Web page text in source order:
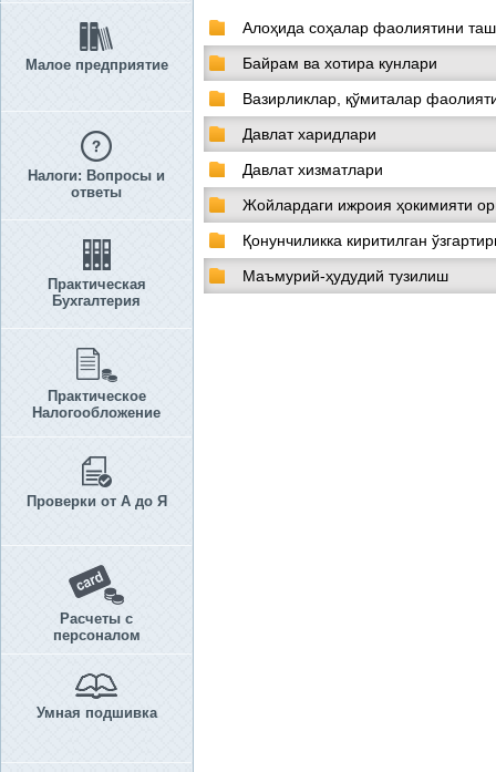
Малое предприятие
Налоги: Вопросы и
ответы
Практическая
Бухгалтерия
Практическое
Налогообложение
Проверки от А до Я
Расчеты с
персоналом
Умная подшивка
Алоҳида соҳалар фаолиятини
Байрам ва хотира кунлари
Вазирликлар, қўмиталар
Давлат харидлари
Давлат хизматлари
Жойлардаги ижроия ҳокимияти
Қонунчиликка киритилган
Маъмурий-ҳудудий тузилиш